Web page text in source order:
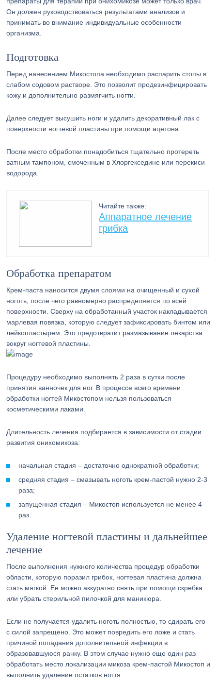
Он должен руководствоваться результатами анализов и
принимать во внимание индивидуальные особенности
организма.
Подготовка
Перед нанесением Микостопа необходимо распарить стопы в
слабом содовом растворе. Это позволит продезинфицировать
кожу и дополнительно размягчить ногти.
Далее следует высушить ноги и удалить декоративный лак с
поверхности ногтевой пластины при помощи ацетона
После место обработки понадобиться тщательно протереть
ватным тампоном, смоченным в Хлоргекседине или перекиси
водорода.
Читайте также:
Аппаратное лечение
грибка
Обработка препаратом
Крем-паста наносится двумя слоями на очищенный и сухой
ноготь, после чего равномерно распределяется по всей
поверхности. Сверху на обработанный участок накладывается
марлевая повязка, которую следует зафиксировать бинтом или
лейкопластырем. Это предотвратит размазывание лекарства
вокруг ногтевой пластины.
Процедуру необходимо выполнять 2 раза в сутки после
принятия ванночек для ног. В процессе всего времени
обработки ногтей Микостопом нельзя пользоваться
косметическими лаками.
Длительность лечения подбирается в зависимости от стадии
развития онихомикоза:
начальная стадия – достаточно однократной обработки;
средняя стадия – смазывать ноготь крем-пастой нужно 2-3
раза;
запущенная стадия – Микостоп используется не менее 4
раз.
Удаление ногтевой пластины и дальнейшее
лечение
После выполнения нужного количества процедур обработки
области, которую поразил грибок, ногтевая пластина должна
стать мягкой. Ее можно аккуратно снять при помощи скребка
или убрать стерильной пилочкой для маникюра.
Если не получается удалить ноготь полностью, то сдирать его
с силой запрещено. Это может повредить его ложе и стать
причиной попадания дополнительной инфекции в
образовавшуюся ранку. В этом случае нужно еще один раз
обработать место локализации микоза крем-пастой Микостоп и
выполнить удаление остатков ногтя.